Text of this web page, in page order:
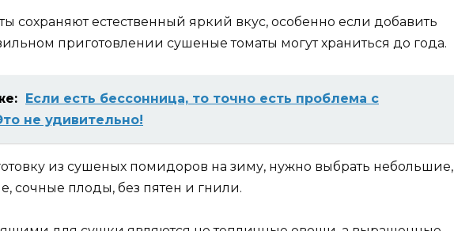
сохраняют естественный яркий вкус, особенно если добавить
приготовлении сушеные томаты могут храниться до года.
Если есть бессонница, то точно есть проблема с
не удивительно!
из сушеных помидоров на зиму, нужно выбрать небольшие,
сочные плоды, без пятен и гнили.